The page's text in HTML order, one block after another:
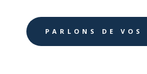
PARLONS DE VOS